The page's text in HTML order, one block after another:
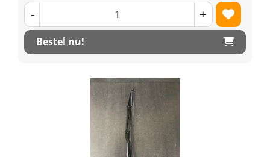
- +
Bestel nu!